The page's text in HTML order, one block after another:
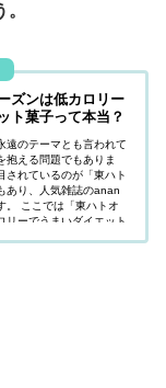
ズンは低カロリー
ト菓子って本当？
遠のテーマとも言われて
抱える問題でもありま
されているのが「東ハト
あり、人気雑誌のanan
。 ここでは「東ハトオ
リーでうまいダイエット